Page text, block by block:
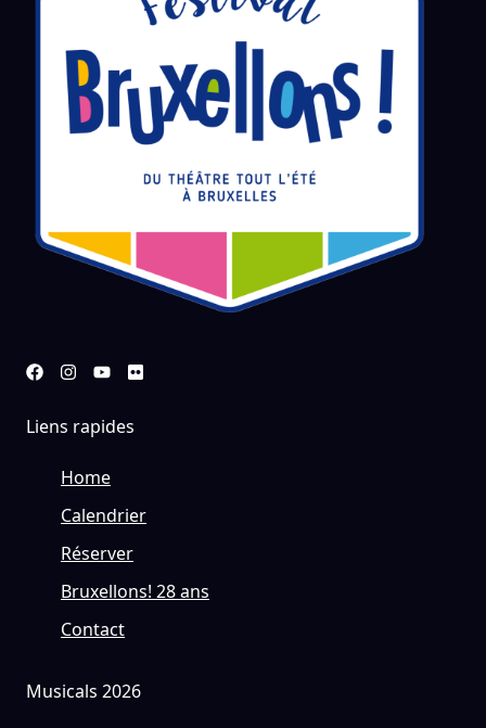
Liens rapides
Home
Calendrier
Réserver
Bruxellons! 28 ans
Contact
Musicals 2026